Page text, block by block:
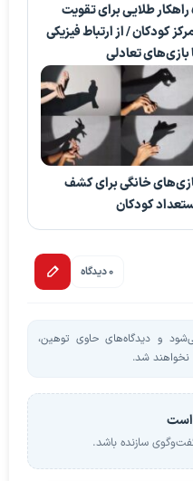
۵ راهکار طلایی برای تقویت
کودکان / از ارتباط فیزیکی
بازی‌های تعادلی
خانگی برای کشف
کودکان
0 دیدگاه
و دیدگاه‌های حاوی توهین،
نخواهند شد.
است
سازنده باشد.